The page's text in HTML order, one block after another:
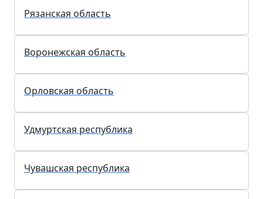
Рязанская область
Воронежская область
Орловская область
Удмуртская республика
Чувашская республика